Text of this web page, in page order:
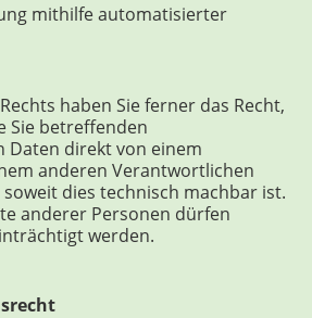
mithilfe automatisierter
haben Sie ferner das Recht,
Sie betreffenden
Daten direkt von einem
anderen Verantwortlichen
dies technisch machbar ist.
anderer Personen dürfen
werden.